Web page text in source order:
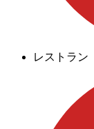
レストラン